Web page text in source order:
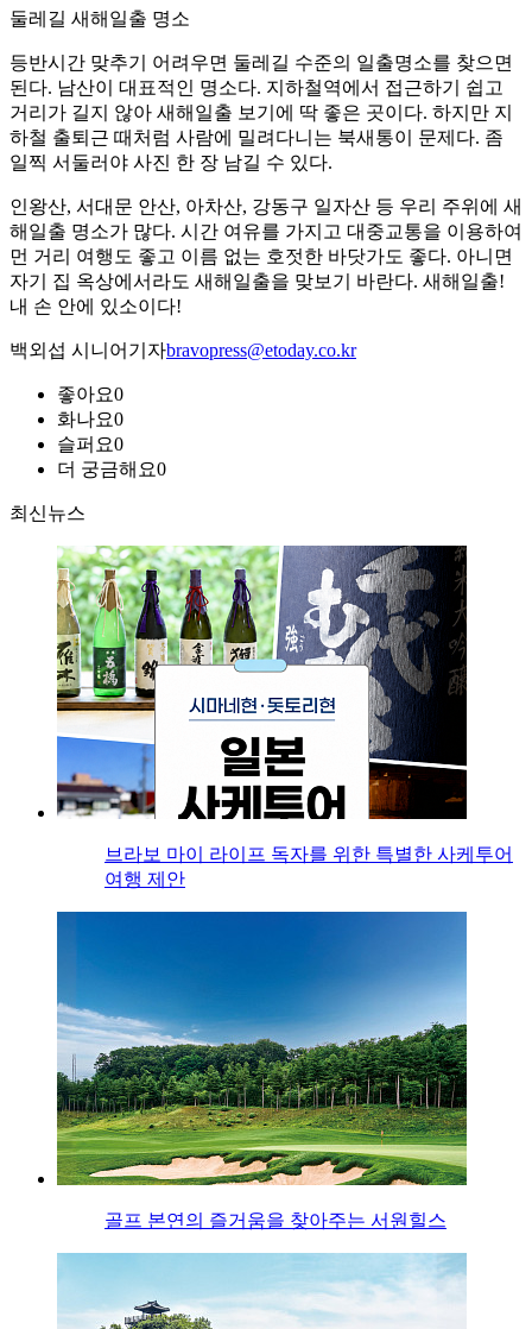
둘레길 새해일출 명소
등반시간 맞추기 어려우면 둘레길 수준의 일출명소를 찾으면
된다. 남산이 대표적인 명소다. 지하철역에서 접근하기 쉽고
거리가 길지 않아 새해일출 보기에 딱 좋은 곳이다. 하지만 지
하철 출퇴근 때처럼 사람에 밀려다니는 북새통이 문제다. 좀
일찍 서둘러야 사진 한 장 남길 수 있다.
인왕산, 서대문 안산, 아차산, 강동구 일자산 등 우리 주위에 새
해일출 명소가 많다. 시간 여유를 가지고 대중교통을 이용하여
먼 거리 여행도 좋고 이름 없는 호젓한 바닷가도 좋다. 아니면
자기 집 옥상에서라도 새해일출을 맞보기 바란다. 새해일출!
내 손 안에 있소이다!
백외섭 시니어기자bravopress@etoday.co.kr
좋아요0
화나요0
슬퍼요0
더 궁금해요0
최신뉴스
브라보 마이 라이프 독자를 위한 특별한 사케투어
여행 제안
골프 본연의 즐거움을 찾아주는 서원힐스